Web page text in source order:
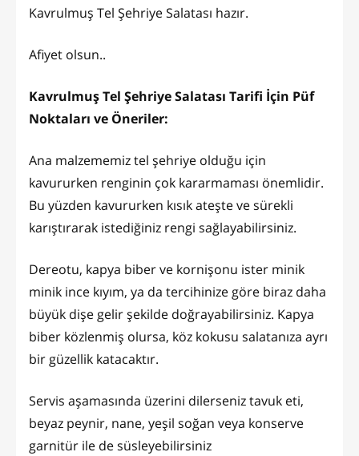
Kavrulmuş Tel Şehriye Salatası hazır.
Afiyet olsun..
Kavrulmuş Tel Şehriye Salatası Tarifi İçin Püf
Noktaları ve Öneriler:
Ana malzememiz tel şehriye olduğu için
kavururken renginin çok kararmaması önemlidir.
Bu yüzden kavururken kısık ateşte ve sürekli
karıştırarak istediğiniz rengi sağlayabilirsiniz.
Dereotu, kapya biber ve kornişonu ister minik
minik ince kıyım, ya da tercihinize göre biraz daha
büyük dişe gelir şekilde doğrayabilirsiniz. Kapya
biber közlenmiş olursa, köz kokusu salatanıza ayrı
bir güzellik katacaktır.
Servis aşamasında üzerini dilerseniz tavuk eti,
beyaz peynir, nane, yeşil soğan veya konserve
garnitür ile de süsleyebilirsiniz